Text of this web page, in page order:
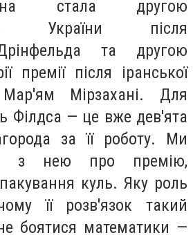
стала другою
України після
та другою
премії після іранської
Мар'ям Мірзахані. Для
Філдса — це вже дев'ята
за її роботу. Ми
з нею про премію,
куль. Яку роль
її розв'язок такий
боятися математики —